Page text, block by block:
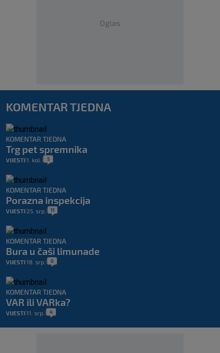
Oglas
KOMENTAR TJEDNA
KOMENTAR TJEDNA
Trg pet spremnika
VIJESTI 1. kol. 5
KOMENTAR TJEDNA
Porazna inspekcija
VIJESTI 25. srp. 11
KOMENTAR TJEDNA
Bura u čaši limunade
VIJESTI 18. srp. 0
KOMENTAR TJEDNA
VAR ili VARka?
VIJESTI 11. srp. 4